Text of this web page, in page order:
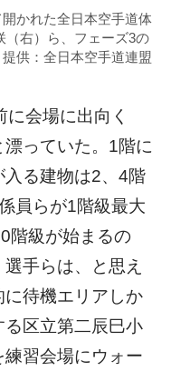
かれた全日本空手道体
（右）ら、フェーズ3の
供：全日本空手道連盟
会場に出向く
っていた。1階に
る建物は2、4階
員らが1階級最大
階級が始まるの
手らは、と思え
待機エリアしか
区立第二辰巳小
習会場にウォー